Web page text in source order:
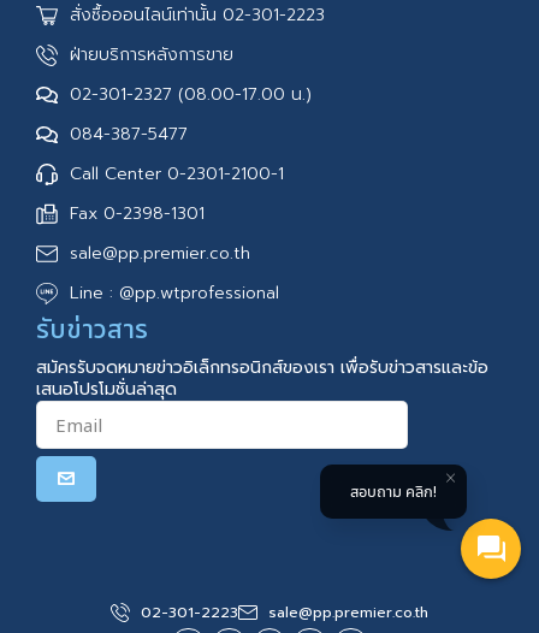
สั่งซื้อออนไลน์เท่านั้น 02-301-2223
ฝ่ายบริการหลังการขาย
02-301-2327 (08.00-17.00 น.)
084-387-5477
Call Center 0-2301-2100-1
Fax 0-2398-1301
sale@pp.premier.co.th
Line : @pp.wtprofessional
รับข่าวสาร
สมัครรับจดหมายข่าวอิเล็กทรอนิกส์ของเรา เพื่อรับข่าวสารและข้อ
เสนอโปรโมชั่นล่าสุด
02-301-2223 sale@pp.premier.co.th
สอบถาม คลิก!